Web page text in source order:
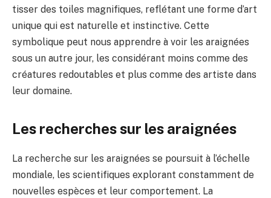
tisser des toiles magnifiques, reflétant une forme d’art
unique qui est naturelle et instinctive. Cette
symbolique peut nous apprendre à voir les araignées
sous un autre jour, les considérant moins comme des
créatures redoutables et plus comme des artiste dans
leur domaine.
Les recherches sur les araignées
La recherche sur les araignées se poursuit à l’échelle
mondiale, les scientifiques explorant constamment de
nouvelles espèces et leur comportement. La